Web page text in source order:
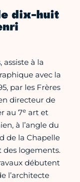
dix-huit
assiste à la
avec la
par les Frères
directeur de
au 7e art et
à l’angle du
de la Chapelle
des logements.
débutent
l’architecte